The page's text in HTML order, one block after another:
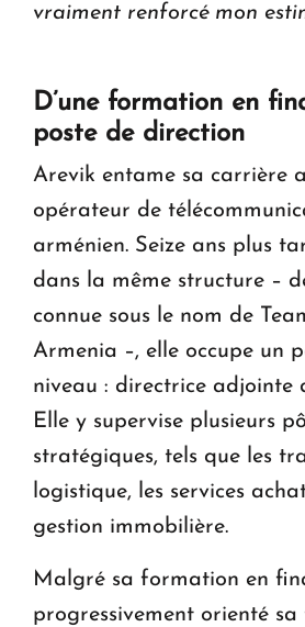
vraiment renforcé mon
D’une formation en
poste de direction
Arevik entame sa carrière
opérateur de
arménien. Seize ans plus
dans la même structure –
connue sous le nom de
Armenia –, elle occupe un
niveau : directrice adjointe
Elle y supervise plusieurs
stratégiques, tels que les
logistique, les services
gestion immobilière.
Malgré sa formation en
progressivement orienté